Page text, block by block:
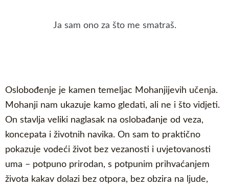
Ja sam ono za što me smatraš.
Oslobođenje je kamen temeljac Mohanjijevih učenja.
Mohanji nam ukazuje kamo gledati, ali ne i što vidjeti.
On stavlja veliki naglasak na oslobađanje od veza,
koncepata i životnih navika. On sam to praktično
pokazuje vodeći život bez vezanosti i uvjetovanosti
uma – potpuno prirodan, s potpunim prihvaćanjem
života kakav dolazi bez otpora, bez obzira na ljude,